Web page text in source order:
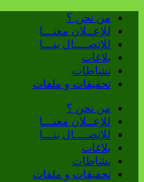
من نحن ؟
للإعــلان معنـــا
للإتصــــال بنـــا
بلاغات
نشاطات
تحقيقات و ملفات
من نحن ؟
للإعــلان معنـــا
للإتصــــال بنـــا
بلاغات
نشاطات
تحقيقات و ملفات